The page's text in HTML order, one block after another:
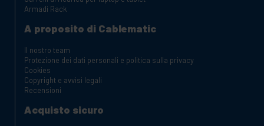
Armadi Rack
A proposito di Cablematic
Il nostro team
Protezione dei dati personali e politica sulla privacy
Cookies
Copyright e avvisi legali
Recensioni
Acquisto sicuro